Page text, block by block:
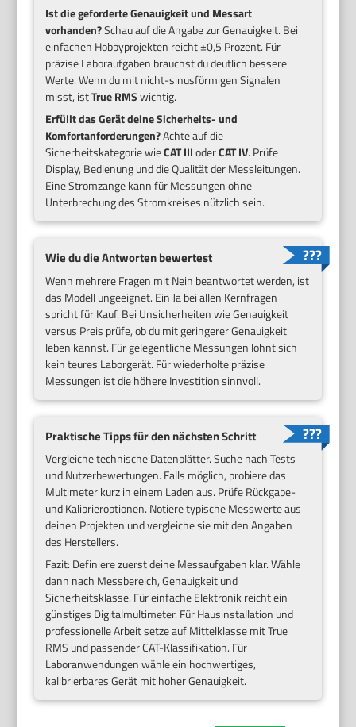
Ist die geforderte Genauigkeit und Messart
vorhanden?Schau auf die Angabe zur Genauigkeit. Bei
einfachen Hobbyprojekten reicht ±0,5 Prozent. Für
präzise Laboraufgaben brauchst du deutlich bessere
Werte. Wenn du mit nicht-sinusförmigen Signalen
misst, istTrue RMSwichtig.
Erfüllt das Gerät deine Sicherheits- und
Komfortanforderungen?Achte auf die
Sicherheitskategorie wieCAT IIIoderCAT IV. Prüfe
Display, Bedienung und die Qualität der Messleitungen.
Eine Stromzange kann für Messungen ohne
Unterbrechung des Stromkreises nützlich sein.
Wie du die Antworten bewertest
Wenn mehrere Fragen mit Nein beantwortet werden, ist
das Modell ungeeignet. Ein Ja bei allen Kernfragen
spricht für Kauf. Bei Unsicherheiten wie Genauigkeit
versus Preis prüfe, ob du mit geringerer Genauigkeit
leben kannst. Für gelegentliche Messungen lohnt sich
kein teures Laborgerät. Für wiederholte präzise
Messungen ist die höhere Investition sinnvoll.
Praktische Tipps für den nächsten Schritt
Vergleiche technische Datenblätter. Suche nach Tests
und Nutzerbewertungen. Falls möglich, probiere das
Multimeter kurz in einem Laden aus. Prüfe Rückgabe-
und Kalibrieroptionen. Notiere typische Messwerte aus
deinen Projekten und vergleiche sie mit den Angaben
des Herstellers.
Fazit: Definiere zuerst deine Messaufgaben klar. Wähle
dann nach Messbereich, Genauigkeit und
Sicherheitsklasse. Für einfache Elektronik reicht ein
günstiges Digitalmultimeter. Für Hausinstallation und
professionelle Arbeit setze auf Mittelklasse mit True
RMS und passender CAT-Klassifikation. Für
Laboranwendungen wähle ein hochwertiges,
kalibrierbares Gerät mit hoher Genauigkeit.